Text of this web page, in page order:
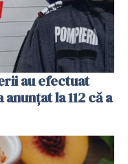
au efectuat
la 112 că a